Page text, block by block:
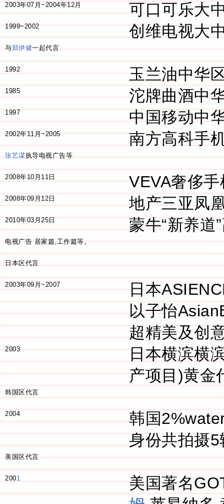
2003年07月~2004年12月 可口可乐大
1999~2002 创维电视大
与郑伊健一起代言
1992 玉兰油中华
1985 沱牌曲酒中
1997 中国移动中
2002年11月~2005 南方高科手
张艺谋执导电视广告等
2008年10月11日 VEVA奢侈
2008年09月12日 地产三亚凤
2010年03月25日 蒙牛“新养道
电视广告 居家篇,工作篇等。
日本区代言
2003年09月~2007
日本
以子怡
超精美及创
2003
日本横滨横
产项目)黄金
韩国区代言
2004
韩国
身份共拍摄
美国区代言
2001
美国著名